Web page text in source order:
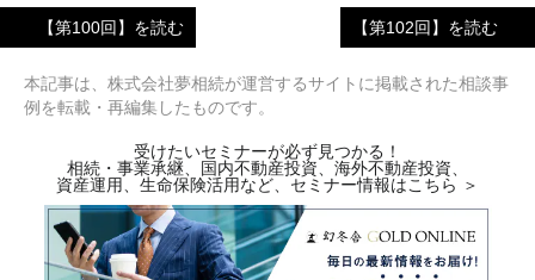
【第100回】を読む 【第102回】を読む
本記事は、株式会社夢相続が運営するサイトに掲載された相談事
例を転載・再編集したものです。
受けたいセミナーが必ず見つかる！
相続・事業承継、国内不動産投資、海外不動産投資、
資産運用、生命保険活用など、セミナー情報はこちら ＞